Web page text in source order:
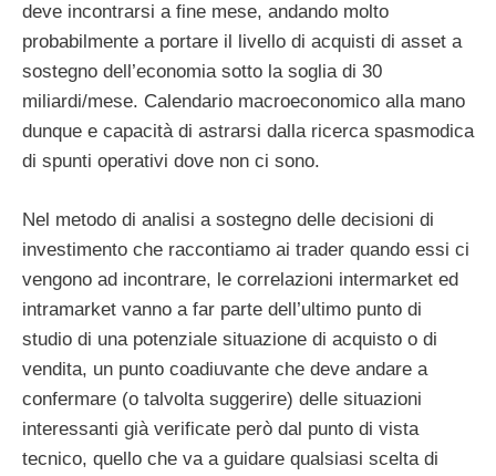
deve incontrarsi a fine mese, andando molto
probabilmente a portare il livello di acquisti di asset a
sostegno dell’economia sotto la soglia di 30
miliardi/mese. Calendario macroeconomico alla mano
dunque e capacità di astrarsi dalla ricerca spasmodica
di spunti operativi dove non ci sono.
Nel metodo di analisi a sostegno delle decisioni di
investimento che raccontiamo ai trader quando essi ci
vengono ad incontrare, le correlazioni intermarket ed
intramarket vanno a far parte dell’ultimo punto di
studio di una potenziale situazione di acquisto o di
vendita, un punto coadiuvante che deve andare a
confermare (o talvolta suggerire) delle situazioni
interessanti già verificate però dal punto di vista
tecnico, quello che va a guidare qualsiasi scelta di